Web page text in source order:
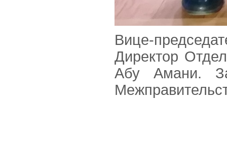
Вице-
Директор
Абу Амани.